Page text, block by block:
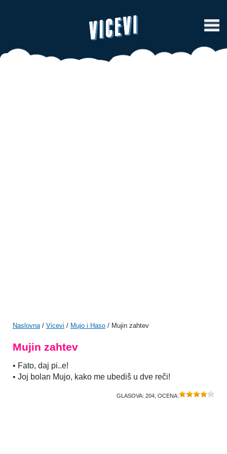
Naslovna/ Vicevi / Mujo i Haso / Mujin zahtev
Mujin zahtev
• Fato, daj pi..e!
• Joj bolan Mujo, kako me ubediš u dve reči!
GLASOVA: 204 , OCENA: